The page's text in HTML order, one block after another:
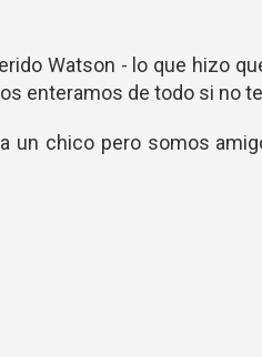
Watson - lo que hizo
enteramos de todo si no
un chico pero somos